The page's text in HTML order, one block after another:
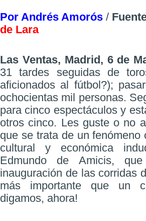
Por Andrés Amorós /
de Lara
Las Ventas, Madrid, 6 de
31 tardes seguidas de
aficionados al fútbol?);
ochocientas mil personas.
para cinco espectáculos y
otros cinco. Les guste o no
que se trata de un
cultural y económica
Edmundo de Amicis,
inauguración de las corridas
más importante que un
digamos, ahora!